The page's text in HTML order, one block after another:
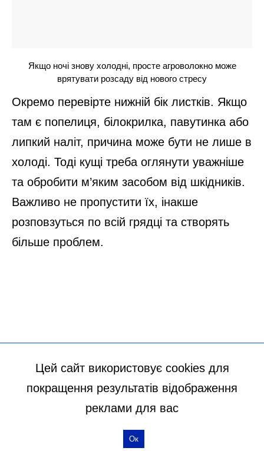
Цей сайт використовує cookies для
покращення результатів відображення
реклами для вас
Ок